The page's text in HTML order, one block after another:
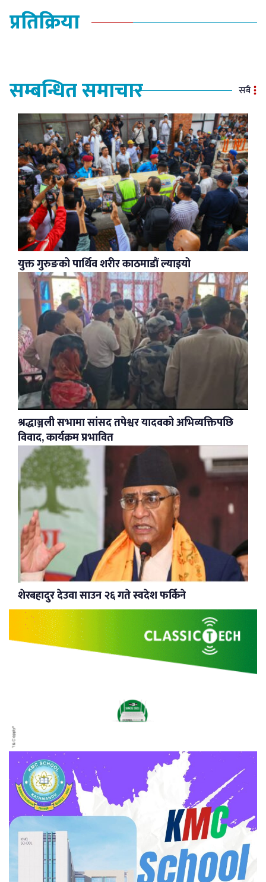
प्रतिक्रिया
सम्बन्धित समाचार सबै
युक्त गुरुङको पार्थिव शरीर काठमाडौं ल्याइयो
श्रद्धाञ्जली सभामा सांसद तपेश्वर यादवको अभिव्यक्तिपछि
विवाद, कार्यक्रम प्रभावित
शेरबहादुर देउवा साउन २६ गते स्वदेश फर्किने